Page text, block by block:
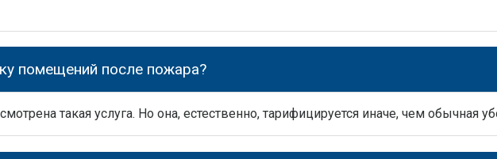
помещений после пожара?
такая услуга. Но она, естественно, тарифицируется иначе, чем обычная